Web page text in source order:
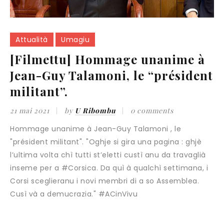
Attualità Umagiu
[Filmettu] Hommage unanime à
Jean-Guy Talamoni, le “président
militant”.
21 mai 2021 by U Ribombu 0 comments
Hommage unanime à Jean-Guy Talamoni , le
"président militant". "Oghje si gira una pagina : ghjè
l’ultima volta chì tutti st’eletti custì anu da travaglià
inseme per a #Corsica. Da quì à qualchì settimana, i
Corsi sceglieranu i novi membri di a so Assemblea.
Cusì và a demucrazia." #ACinVivu